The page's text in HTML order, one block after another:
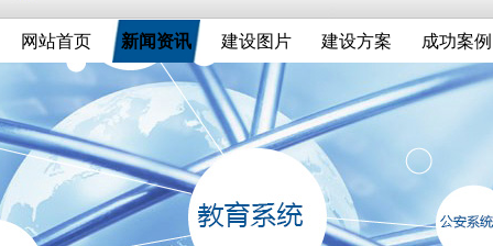
网站首页 新闻资讯 建设图片 建设方案 成功案例